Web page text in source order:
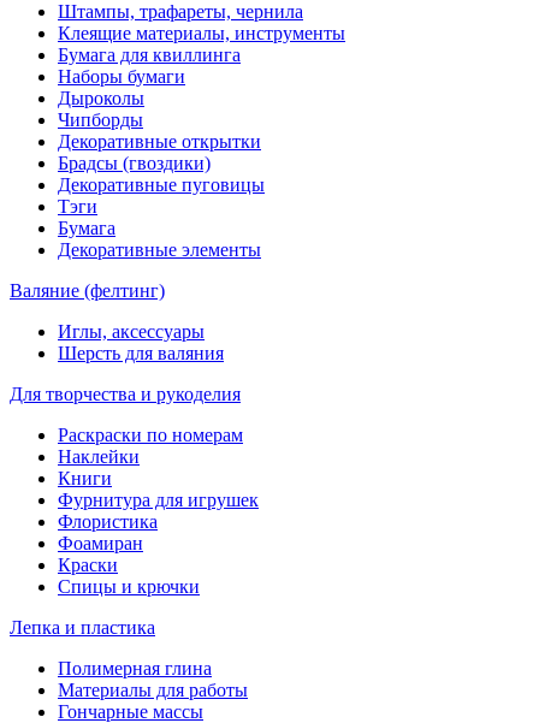
Штампы, трафареты, чернила
Клеящие материалы, инструменты
Бумага для квиллинга
Наборы бумаги
Дыроколы
Чипборды
Декоративные открытки
Брадсы (гвоздики)
Декоративные пуговицы
Тэги
Бумага
Декоративные элементы
Валяние (фелтинг)
Иглы, аксессуары
Шерсть для валяния
Для творчества и рукоделия
Раскраски по номерам
Наклейки
Книги
Фурнитура для игрушек
Флористика
Фоамиран
Краски
Спицы и крючки
Лепка и пластика
Полимерная глина
Материалы для работы
Гончарные массы